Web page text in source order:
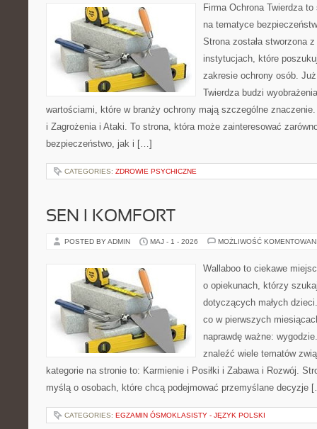
Firma Ochrona Twierdza
na tematyce
Strona została stworzona
instytucjach, które
zakresie ochrony osób.
Twierdza budzi
wartościami, które w branży ochrony mają szczególne
i Zagrożenia i Ataki. To strona, która może zainteresować
bezpieczeństwo, jak i […]
CATEGORIES: ZDROWIE PSYCHICZNE
SEN I KOMFORT
POSTED BY ADMIN MAJ - 1 - 2026 MOŻLIWOŚĆ
Wallaboo to ciekawe
o opiekunach, którzy
dotyczących małych
co w pierwszych
naprawdę ważne:
znaleźć wiele tematów
kategorie na stronie to: Karmienie i Posiłki i Zabawa i Rozwój.
myślą o osobach, które chcą podejmować przemyślane decyzje
CATEGORIES: EGZAMIN ÓSMOKLASISTY - JĘZYK POLSKI